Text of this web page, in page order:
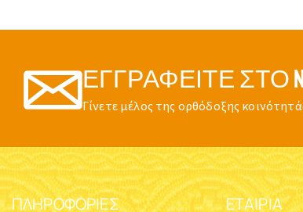
ΕΓΓΡΑΦΕΊΤΕ ΣΤΟ
Γίνετε μέλος της ορθόδοξης
ΠΛΗΡΟΦΟΡΊΕΣ ΕΤΑΙΡΊΑ